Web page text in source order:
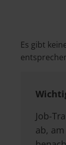
Es gibt
Job-
ab,